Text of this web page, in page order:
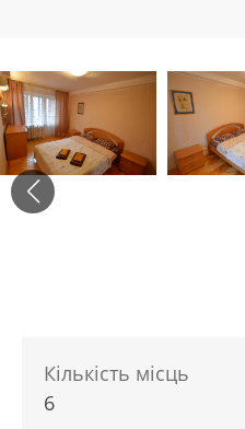
Кількість місць
6